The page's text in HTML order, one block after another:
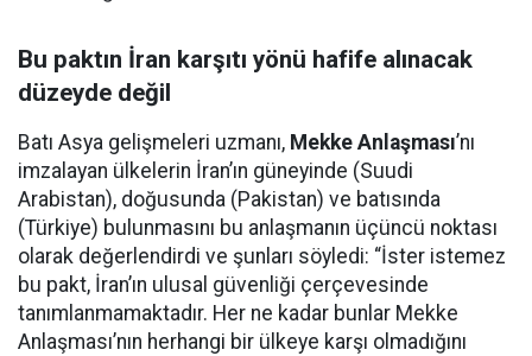
Bu paktın İran karşıtı yönü hafife alınacak
düzeyde değil
Batı Asya gelişmeleri uzmanı, Mekke Anlaşması’nı
imzalayan ülkelerin İran’ın güneyinde (Suudi
Arabistan), doğusunda (Pakistan) ve batısında
(Türkiye) bulunmasını bu anlaşmanın üçüncü noktası
olarak değerlendirdi ve şunları söyledi: “İster istemez
bu pakt, İran’ın ulusal güvenliği çerçevesinde
tanımlanmamaktadır. Her ne kadar bunlar Mekke
Anlaşması’nın herhangi bir ülkeye karşı olmadığını